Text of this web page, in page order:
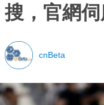
搜，官網
cnBeta